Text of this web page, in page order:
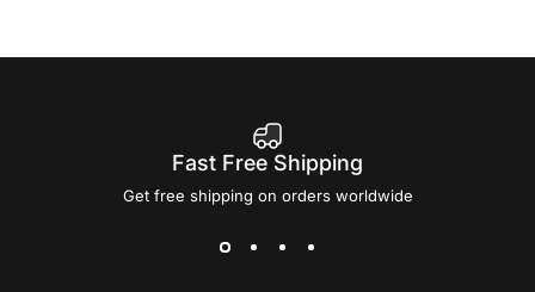
Fast Free Shipping
Get free shipping on orders worldwide